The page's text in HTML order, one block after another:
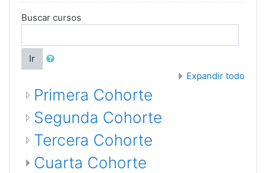
Buscar cursos
Ir
Expandir todo
Primera Cohorte
Segunda Cohorte
Tercera Cohorte
Cuarta Cohorte